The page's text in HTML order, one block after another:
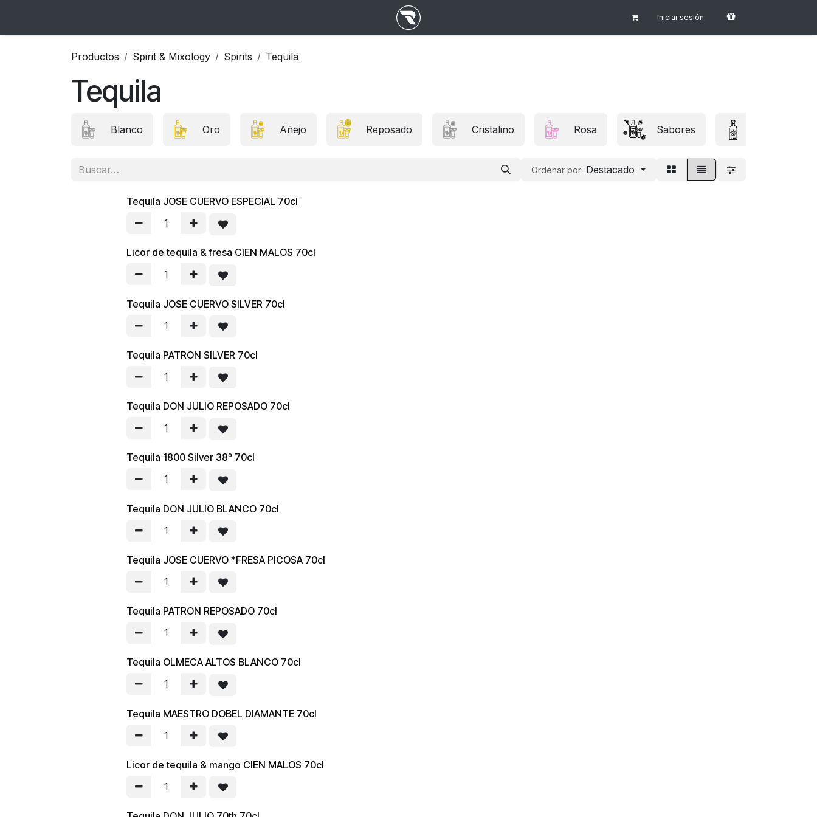
Iniciar sesión
Productos Spirit & Mixology Spirits Tequila
Tequila
Blanco Oro Añejo Reposado Cristalino Rosa Sabores
Ordenar por: Destacado
Tequila JOSE CUERVO ESPECIAL 70cl
Licor de tequila & fresa CIEN MALOS 70cl
Tequila JOSE CUERVO SILVER 70cl
Tequila PATRON SILVER 70cl
Tequila DON JULIO REPOSADO 70cl
Tequila 1800 Silver 38º 70cl
Tequila DON JULIO BLANCO 70cl
Tequila JOSE CUERVO *FRESA PICOSA 70cl
Tequila PATRON REPOSADO 70cl
Tequila OLMECA ALTOS BLANCO 70cl
Tequila MAESTRO DOBEL DIAMANTE 70cl
Licor de tequila & mango CIEN MALOS 70cl